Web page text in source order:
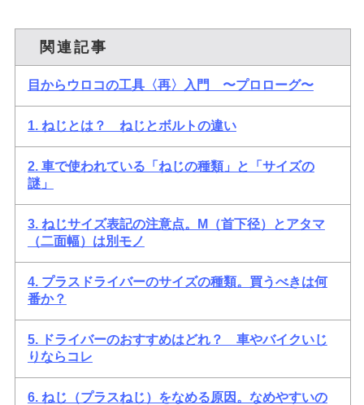
関連記事
目からウロコの工具〈再〉入門 〜プロローグ〜
1. ねじとは？ ねじとボルトの違い
2. 車で使われている「ねじの種類」と「サイズの
謎」
3. ねじサイズ表記の注意点。M（首下径）とアタマ
（二面幅）は別モノ
4. プラスドライバーのサイズの種類。買うべきは何
番か？
5. ドライバーのおすすめはどれ？ 車やバイクいじ
りならコレ
6. ねじ（プラスねじ）をなめる原因。なめやすいの